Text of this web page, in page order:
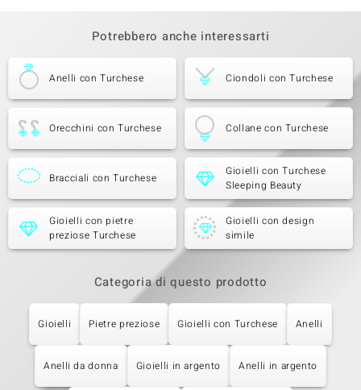
Potrebbero anche interessarti
Anelli con Turchese Ciondoli con Turchese
Orecchini con Turchese Collane con Turchese
Bracciali con Turchese
Gioielli con Turchese
Sleeping Beauty
Gioielli con pietre
preziose Turchese
Gioielli con design
simile
Categoria di questo prodotto
Gioielli Pietre preziose Gioielli con Turchese Anelli
Anelli da donna Gioielli in argento Anelli in argento